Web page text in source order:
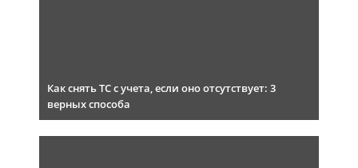
Как снять ТС с учета, если оно отсутствует: 3
верных способа